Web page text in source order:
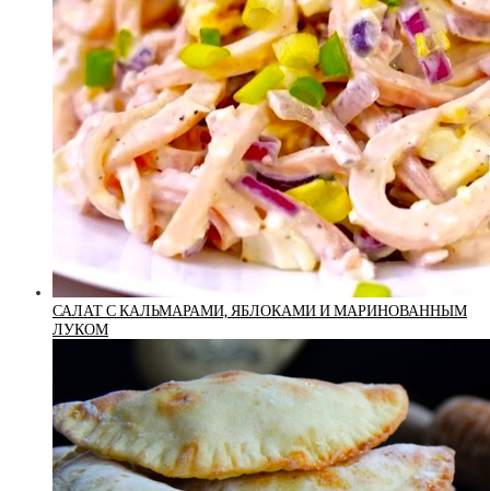
САЛАТ С КАЛЬМАРАМИ, ЯБЛОКАМИ И МАРИНОВАННЫМ
ЛУКОМ